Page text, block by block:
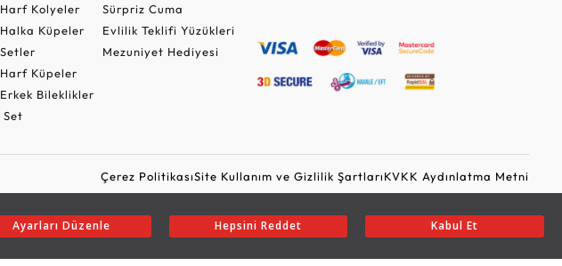
Ayarları Düzenle Hepsini Reddet Kabul Et
Kolyeler
Küpeler
Küpeler
Bileklikler
Set
Sürpriz Cuma
Evlilik Teklifi Yüzükleri
Mezuniyet Hediyesi
Çerez PolitikasıSite Kullanım ve Gizlilik ŞartlarıKVKK Aydınlatma Metni